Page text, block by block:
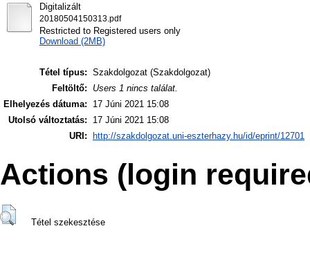
Digitalizált
20180504150313.pdf
Restricted to Registered users only
Download (2MB)
Tétel típus: Szakdolgozat (Szakdolgozat)
Feltöltő:
Users 1 nincs találat.
Elhelyezés dátuma:
17 Júni 2021 15:08
Utolsó változtatás:
17 Júni 2021 15:08
URI:
http://szakdolgozat.uni-eszterhazy.hu/id/eprint/12701
Actions (login
Tétel szekesztése